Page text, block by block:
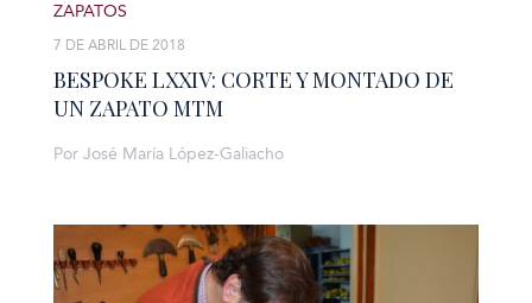
BESPOKE LXXIV: CORTE Y MONTADO DE
UN ZAPATO MTM
7 DE ABRIL DE 2018
ZAPATOS
Por José María López-Galiacho